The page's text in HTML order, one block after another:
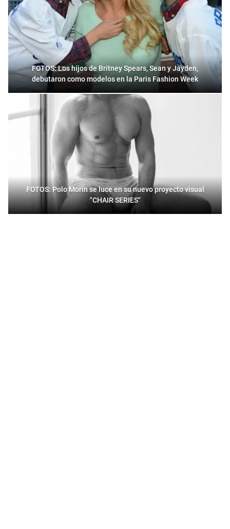
FOTOS: Los hijos de Britney Spears, Sean y Jayden,
debutaron como modelos en la Paris Fashion Week
FOTOS: Polo Morín se luce en su nuevo proyecto visual
"CHAIR SERIES"